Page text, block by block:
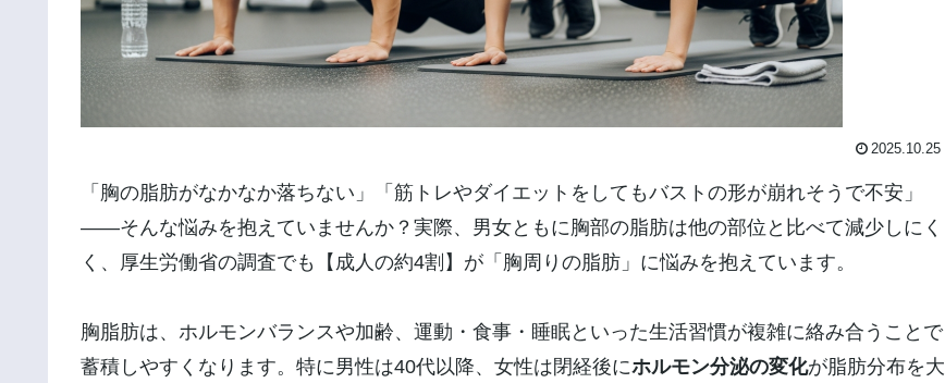
2025.10.25
「胸の脂肪がなかなか落ちない」「筋トレやダイエットをしてもバストの形が崩れそうで不安」
——そんな悩みを抱えていませんか？実際、男女ともに胸部の脂肪は他の部位と比べて減少しにく
く、厚生労働省の調査でも【成人の約4割】が「胸周りの脂肪」に悩みを抱えています。
胸脂肪は、ホルモンバランスや加齢、運動・食事・睡眠といった生活習慣が複雑に絡み合うことで
蓄積しやすくなります。特に男性は40代以降、女性は閉経後にホルモン分泌の変化が脂肪分布を大